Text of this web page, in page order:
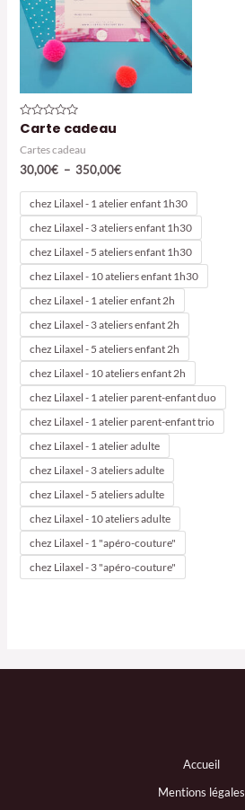
Note
0
sur
Carte cadeau
Cartes cadeau
30,00€ – 350,00€Plage
prix :
30,00€
à
350,00€
chez Lilaxel - 1 atelier enfant 1h30
chez Lilaxel - 3 ateliers enfant 1h30
chez Lilaxel - 5 ateliers enfant 1h30
chez Lilaxel - 10 ateliers enfant 1h30
chez Lilaxel - 1 atelier enfant 2h
chez Lilaxel - 3 ateliers enfant 2h
chez Lilaxel - 5 ateliers enfant 2h
chez Lilaxel - 10 ateliers enfant 2h
chez Lilaxel - 1 atelier parent-enfant duo
chez Lilaxel - 1 atelier parent-enfant trio
chez Lilaxel - 1 atelier adulte
chez Lilaxel - 3 ateliers adulte
chez Lilaxel - 5 ateliers adulte
chez Lilaxel - 10 ateliers adulte
chez Lilaxel - 1 "apéro-couture"
chez Lilaxel - 3 "apéro-couture"
Accueil
Mentions légales